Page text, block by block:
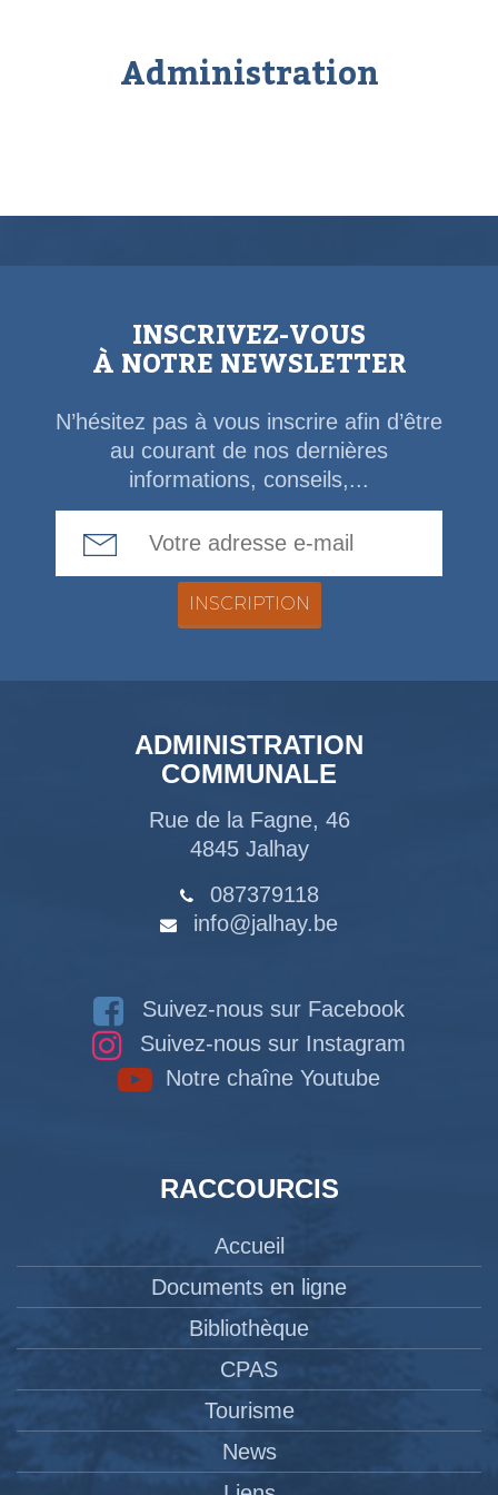
Administration
INSCRIVEZ-VOUS
À NOTRE NEWSLETTER
N’hésitez pas à vous inscrire afin d’être
au courant de nos dernières
informations, conseils,...
ADMINISTRATION
COMMUNALE
Rue de la Fagne, 46
4845 Jalhay
087379118
info@jalhay.be
Suivez-nous sur Facebook
Suivez-nous sur Instagram
Notre chaîne Youtube
RACCOURCIS
Accueil
Documents en ligne
Bibliothèque
CPAS
Tourisme
News